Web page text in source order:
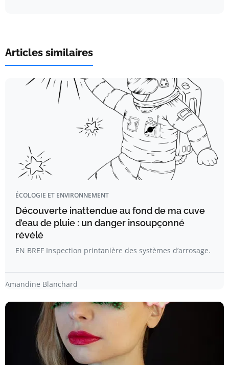
Articles similaires
ÉCOLOGIE ET ENVIRONNEMENT
Découverte inattendue au fond de ma cuve
d’eau de pluie : un danger insoupçonné
révélé
EN BREF Inspection printanière des systèmes d’arrosage.
Amandine Blanchard